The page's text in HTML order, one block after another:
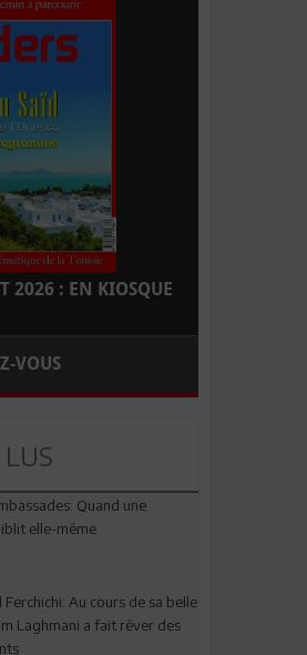
2026 : EN KIOSQUE
VOUS
Quand une
elle-même
Au cours de sa belle
Laghmani a fait rêver des